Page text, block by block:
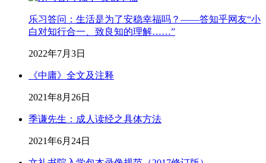
乐习答问：生活是为了安稳幸福吗？——答知乎网友“小
白对知行合一、致良知的理解……”
2022年7月3日
《中庸》全文及注释
2021年8月26日
季谦先生：成人读经之具体方法
2021年6月24日